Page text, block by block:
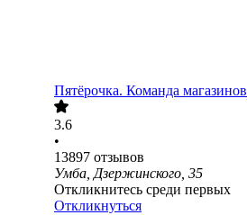
Пятёрочка. Команда магазинов
3.6
•
13897 отзывов
Умба, Дзержинского, 35
Откликнитесь среди первых
Откликнуться